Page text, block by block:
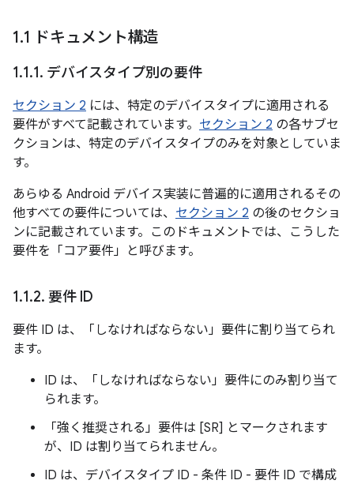
1.1 ドキュメント構造
1.1.1. デバイスタイプ別の要件
セクション 2 には、特定のデバイスタイプに適用される
要件がすべて記載されています。 セクション 2 の各サブセ
クションは、特定のデバイスタイプのみを対象としていま
す。
あらゆる Android デバイス実装に普遍的に適用されるその
他すべての要件については、 セクション 2 の後のセクショ
ンに記載されています。このドキュメントでは、こうした
要件を「コア要件」と呼びます。
1.1.2. 要件 ID
要件 ID は、「しなければならない」要件に割り当てられ
ます。
ID は、「しなければならない」要件にのみ割り当て
られます。
「強く推奨される」要件は [SR] とマークされます
が、ID は割り当てられません。
ID は、デバイスタイプ ID - 条件 ID - 要件 ID で構成